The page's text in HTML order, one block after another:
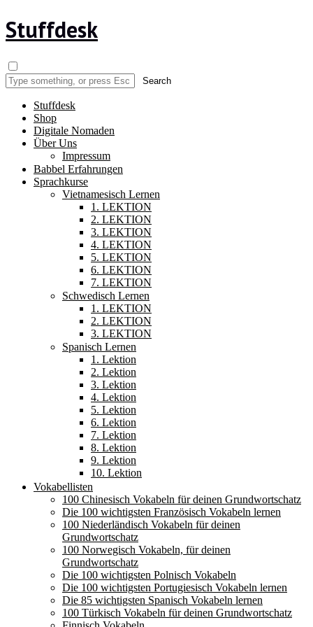
Stuffdesk
Stuffdesk
Shop
Digitale Nomaden
Über Uns
Impressum
Babbel Erfahrungen
Sprachkurse
Vietnamesisch Lernen
1. LEKTION
2. LEKTION
3. LEKTION
4. LEKTION
5. LEKTION
6. LEKTION
7. LEKTION
Schwedisch Lernen
1. LEKTION
2. LEKTION
3. LEKTION
Spanisch Lernen
1. Lektion
2. Lektion
3. Lektion
4. Lektion
5. Lektion
6. Lektion
7. Lektion
8. Lektion
9. Lektion
10. Lektion
Vokabellisten
100 Chinesisch Vokabeln für deinen Grundwortschatz
Die 100 wichtigsten Französisch Vokabeln lernen
100 Niederländisch Vokabeln für deinen
Grundwortschatz
100 Norwegisch Vokabeln, für deinen
Grundwortschatz
Die 100 wichtigsten Polnisch Vokabeln
Die 100 wichtigsten Portugiesisch Vokabeln lernen
Die 85 wichtigsten Spanisch Vokabeln lernen
100 Türkisch Vokabeln für deinen Grundwortschatz